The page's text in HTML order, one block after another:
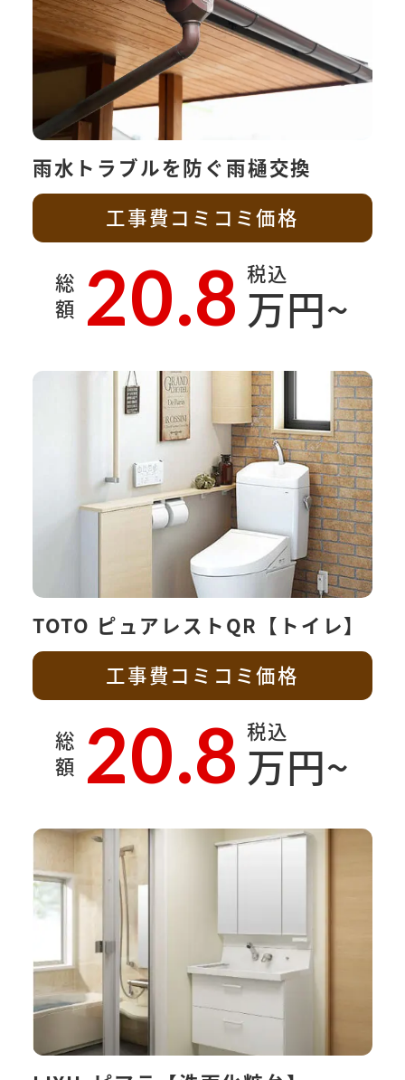
雨水トラブルを防ぐ雨樋交換
工事費コミコミ価格
総
額 20.8 税込
万円~
TOTO ピュアレストQR【トイレ】
工事費コミコミ価格
総
額 20.8 税込
万円~